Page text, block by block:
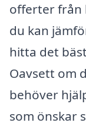
offerter från
du kan
hitta det
Oavsett om
behöver
som önskar